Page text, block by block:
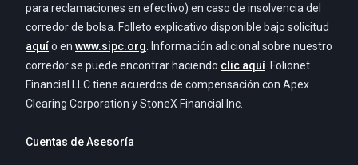
para reclamaciones en efectivo) en caso de insolvencia del
corredor de bolsa. Folleto explicativo disponible bajo solicitud
aquío en www.sipc.org . Información adicional sobre nuestro
corredor se puede encontrar haciendo clic aquí . Folionet
Financial LLC tiene acuerdos de compensación con Apex
Clearing Corporation y StoneX Financial Inc.
Cuentas de Asesoría